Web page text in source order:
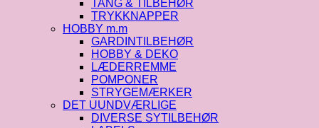
TANG & TILBEHØR
TRYKKNAPPER
HOBBY m.m
GARDINTILBEHØR
HOBBY & DEKO
LÆDERREMME
POMPONER
STRYGEMÆRKER
DET UUNDVÆRLIGE
DIVERSE SYTILBEHØR